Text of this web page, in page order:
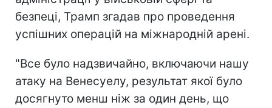
безпеці, Трамп згадав про проведення
успішних операцій на міжнародній арені.
"Все було надзвичайно, включаючи нашу
атаку на Венесуелу, результат якої було
досягнуто менш ніж за один день, що